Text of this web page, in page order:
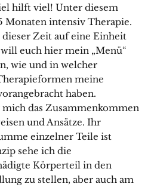
hilft viel! Unter diesem
Monaten intensiv Therapie.
Zeit auf eine Einheit
euch hier mein „Menü“
wie und in welcher
meine
haben.
das Zusammenkommen
und Ansätze. Ihr
einzelner Teile ist
sehe ich die
Körperteil in den
zu stellen, aber auch am